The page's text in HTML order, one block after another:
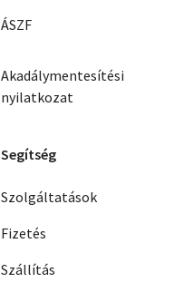
ÁSZF
Akadálymentesítési
nyilatkozat
Segítség
Szolgáltatások
Fizetés
Szállítás